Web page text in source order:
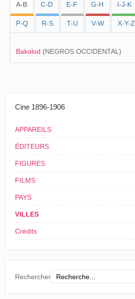
A-B C-D E-F G-H I-J-K
P-Q R-S T-U V-W X-Y-Z
Bakolod (NEGROS OCCIDENTAL)
Cine 1896-1906
APPAREILS
ÉDITEURS
FIGURES
FILMS
PAYS
VILLES
Crédits
Rechercher